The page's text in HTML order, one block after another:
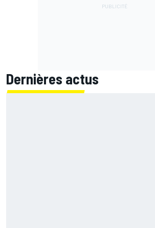
Dernières actus